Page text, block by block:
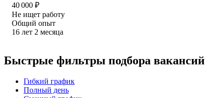
40 000 ₽
Не ищет работу
Общий опыт
16 лет 2 месяца
Быстрые фильтры подбора вакансий
Гибкий график
Полный день